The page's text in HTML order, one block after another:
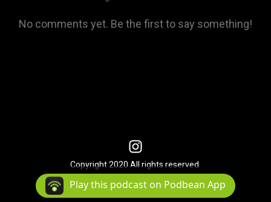
No comments yet. Be the first to say something!
Copyright 2020 All rights reserved.
Podcast Powered By Podbean
Play this podcast on Podbean App